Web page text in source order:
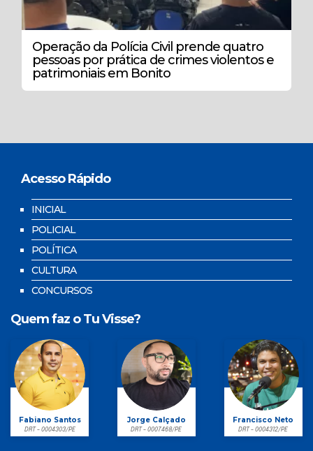
Operação da Polícia Civil prende quatro
pessoas por prática de crimes violentos e
patrimoniais em Bonito
Acesso Rápido
INICIAL
POLICIAL
POLÍTICA
CULTURA
CONCURSOS
Quem faz o Tu Visse?
Fabiano Santos
DRT - 0004303/PE
Jorge Calçado
DRT - 0007468/PE
Francisco Neto
DRT - 0004312/PE